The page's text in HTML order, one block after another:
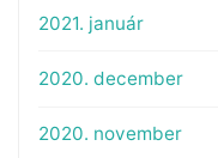
2021. január
2020. december
2020. november